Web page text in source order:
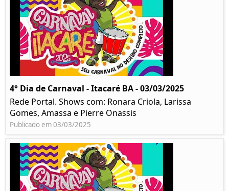
4° Dia de Carnaval - Itacaré BA - 03/03/2025
Rede Portal. Shows com: Ronara Criola, Larissa
Gomes, Amassa e Pierre Onassis
Publicado em 03/03/2025